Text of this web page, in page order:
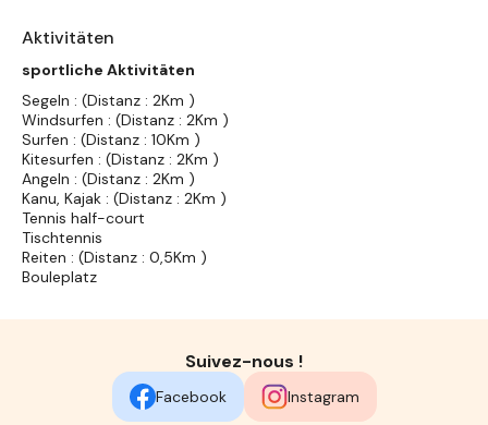
Aktivitäten
sportliche Aktivitäten
Segeln : (Distanz : 2Km )
Windsurfen : (Distanz : 2Km )
Surfen : (Distanz : 10Km )
Kitesurfen : (Distanz : 2Km )
Angeln : (Distanz : 2Km )
Kanu, Kajak : (Distanz : 2Km )
Tennis half-court
Tischtennis
Reiten : (Distanz : 0,5Km )
Bouleplatz
Suivez-nous !
Facebook Instagram